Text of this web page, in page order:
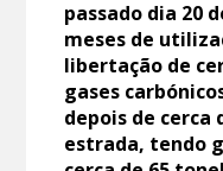
passado dia 20
meses de
libertação de
gases
depois de cerca
estrada, tendo